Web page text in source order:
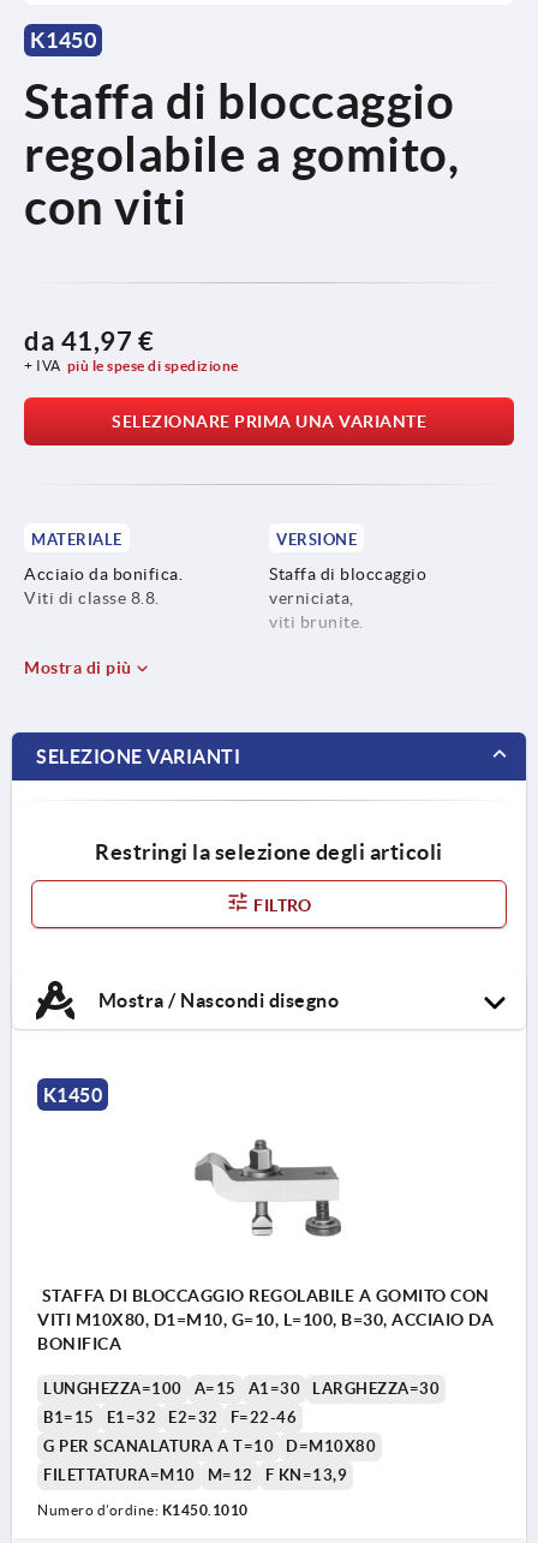
K1450
Staffa di bloccaggio
regolabile a gomito,
con viti
da 41,97 €
+ IVA più le spese di spedizione
SELEZIONARE PRIMA UNA VARIANTE
MATERIALE
Acciaio da bonifica.
Viti di classe 8.8.
VERSIONE
Staffa di bloccaggio
verniciata,
viti brunite.
Mostra di più
SELEZIONE VARIANTI
Restringi la selezione degli articoli
FILTRO
Mostra / Nascondi disegno
K1450
STAFFA DI BLOCCAGGIO REGOLABILE A GOMITO CON
VITI M10X80, D1=M10, G=10, L=100, B=30, ACCIAIO DA
BONIFICA
LUNGHEZZA=100 A=15 A1=30
LARGHEZZA=30
B1=15
E1=32 E2=32
F=22-46
G PER SCANALATURA A T=10
D=M10X80
FILETTATURA=M10
M=12 F KN=13,9
Numero d’ordine: K1450.1010